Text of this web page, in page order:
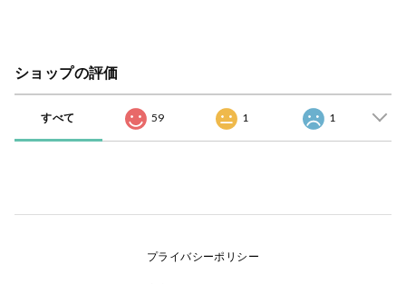
ショップの評価
すべて 59 1 1
プライバシーポリシー